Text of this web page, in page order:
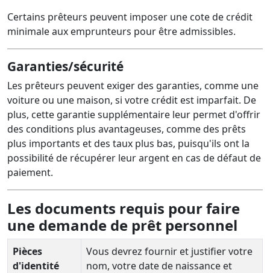
Certains prêteurs peuvent imposer une cote de crédit
minimale aux emprunteurs pour être admissibles.
Garanties/sécurité
Les prêteurs peuvent exiger des garanties, comme une
voiture ou une maison, si votre crédit est imparfait. De
plus, cette garantie supplémentaire leur permet d'offrir
des conditions plus avantageuses, comme des prêts
plus importants et des taux plus bas, puisqu'ils ont la
possibilité de récupérer leur argent en cas de défaut de
paiement.
Les documents requis pour faire
une demande de prêt personnel
Pièces
d'identité
Vous devrez fournir et justifier votre
nom, votre date de naissance et